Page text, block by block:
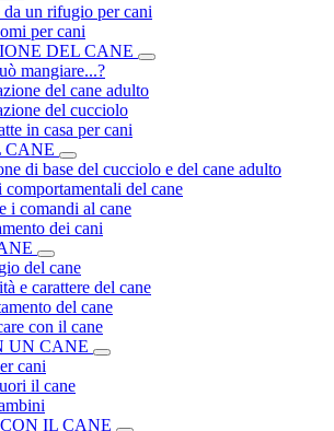
da un rifugio per cani
per cani
DEL CANE
mangiare...?
del cane adulto
del cucciolo
in casa per cani
CANE
di base del cucciolo e del cane adulto
comportamentali del cane
i comandi al cane
dei cani
del cane
e carattere del cane
del cane
con il cane
UN CANE
cani
il cane
IL CANE